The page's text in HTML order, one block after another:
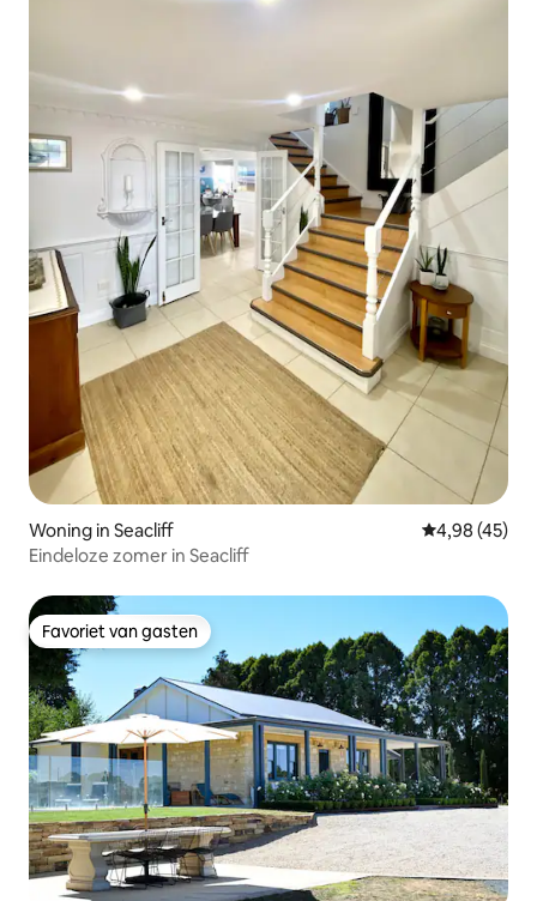
Woning in Seacliff Gemiddelde
4,98 (45)
Eindeloze zomer in Seacliff
Favoriet van gasten
Favoriet van gasten